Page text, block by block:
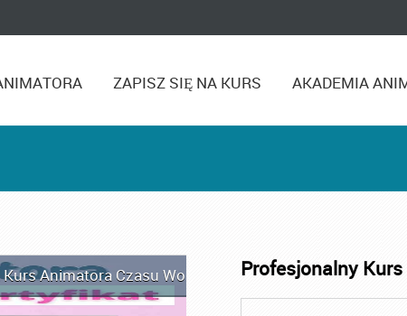
ZAPISZ SIĘ NA KURS AKADEMIA
Kurs Animatora Czasu Wolnego Kurs Animatora Czasu
Profesjonalny